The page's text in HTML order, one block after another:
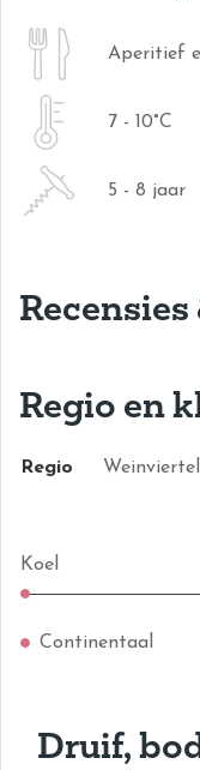
Aperitief
7 - 10°C
5 - 8 jaar
Regio en
Regio Weinviertel
Koel
Continentaal
Druif,